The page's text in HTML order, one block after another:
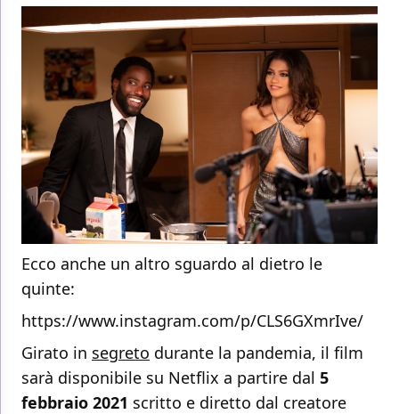
Ecco anche un altro sguardo al dietro le
quinte:
https://www.instagram.com/p/CLS6GXmrIve/
Girato in segreto durante la pandemia, il film
sarà disponibile su Netflix a partire dal 5
febbraio 2021 scritto e diretto dal creatore